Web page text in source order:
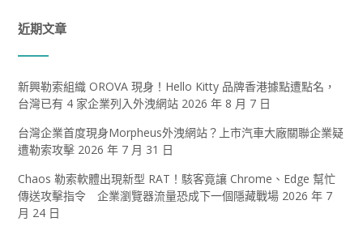
近期文章
新興勒索組織 OROVA 現身！Hello Kitty 品牌香港據點遭點名，
台灣已有 4 家企業列入外洩網站 2026 年 8 月 7 日
台灣企業首度現身Morpheus外洩網站？上市汽車大廠關聯企業疑
遭勒索攻擊 2026 年 7 月 31 日
Chaos 勒索軟體出現新型 RAT！駭客竟讓 Chrome、Edge 幫忙
傳送攻擊指令 企業瀏覽器流量恐成下一個隱藏戰場 2026 年 7
月 24 日